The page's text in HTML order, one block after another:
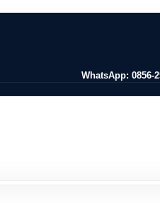
WhatsApp: 0856-